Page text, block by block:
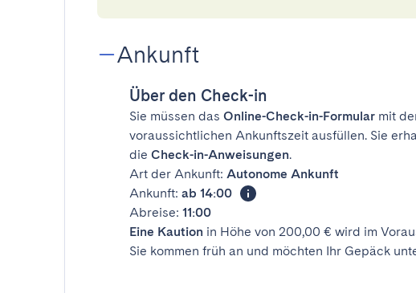
Ankunft
Über den Check-in
Sie müssen das Online-Check-in-Formular mit
voraussichtlichen Ankunftszeit ausfüllen. Sie
die Check-in-Anweisungen.
Art der Ankunft: Autonome Ankunft
Ankunft: ab 14:00
Abreise: 11:00
Eine Kaution in Höhe von 200,00 € wird im
Sie kommen früh an und möchten Ihr Gepäck